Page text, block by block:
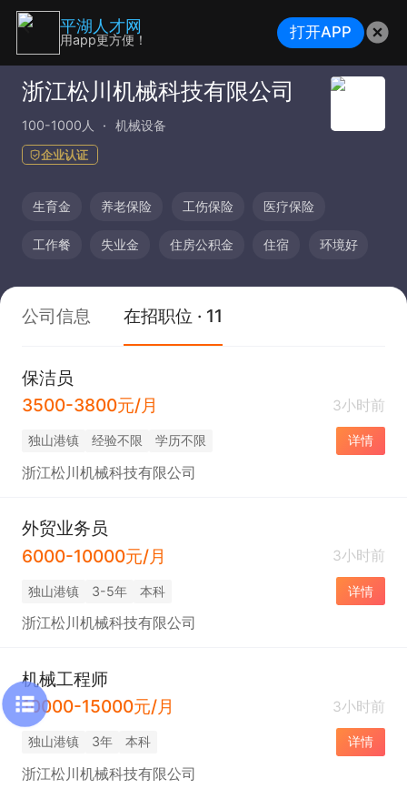
浙江松川机械科技有限公司
100-1000人 机械设备
企业认证
生育金 养老保险 工伤保险 医疗保险
工作餐 失业金 住房公积金 住宿 环境好
公司信息 在招职位 · 11
保洁员
3500-3800元/月
3小时前
独山港镇 经验不限 学历不限 详情
浙江松川机械科技有限公司
外贸业务员
6000-10000元/月
3小时前
独山港镇 3-5年 本科 详情
浙江松川机械科技有限公司
机械工程师
10000-15000元/月
3小时前
独山港镇 3年 本科 详情
浙江松川机械科技有限公司
平湖人才网
用app更方便！ 打开APP